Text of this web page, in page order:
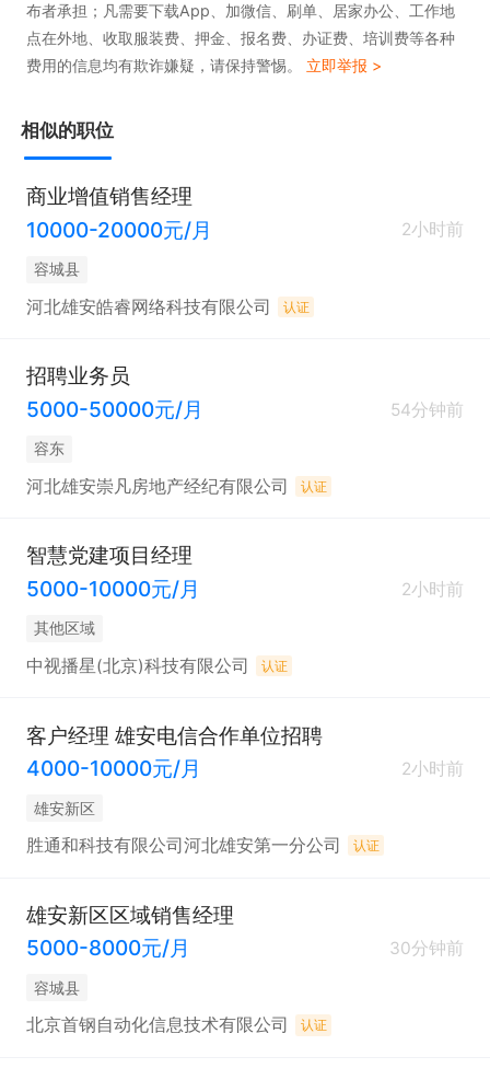
- 有销售或业务管理经验者优先；
- 具备良好的沟通能力和团队领导力；
- 有较强的责任心和抗压能力。
布者承担；凡需要下载App、加微信、刷单、居家办公、工作地
点在外地、收取服装费、押金、报名费、办证费、培训费等各种
费用的信息均有欺诈嫌疑，请保持警惕。 立即举报 >
相似的职位
商业增值销售经理
10000-20000元/月
2小时前
容城县
河北雄安皓睿网络科技有限公司 认证
招聘业务员
5000-50000元/月
54分钟前
容东
河北雄安崇凡房地产经纪有限公司 认证
智慧党建项目经理
5000-10000元/月
2小时前
其他区域
中视播星(北京)科技有限公司 认证
客户经理 雄安电信合作单位招聘
4000-10000元/月
2小时前
雄安新区
胜通和科技有限公司河北雄安第一分公司 认证
雄安新区区域销售经理
5000-8000元/月
30分钟前
容城县
北京首钢自动化信息技术有限公司 认证